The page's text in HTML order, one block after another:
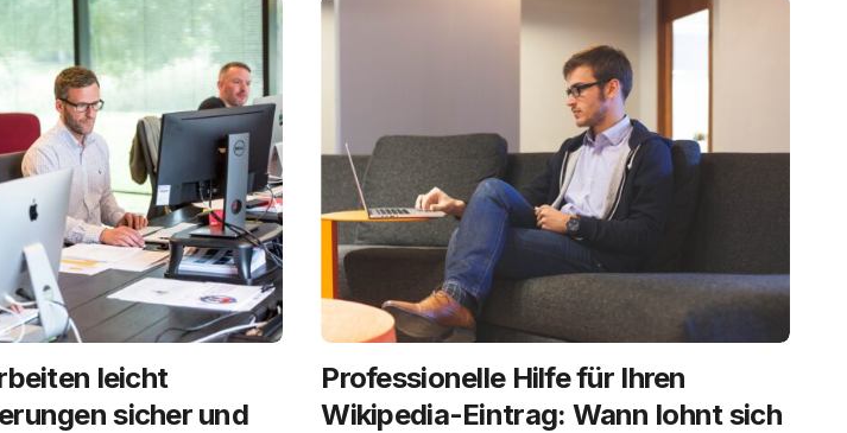
leicht
sicher und
Professionelle Hilfe für Ihren
Wikipedia-Eintrag: Wann lohnt sich